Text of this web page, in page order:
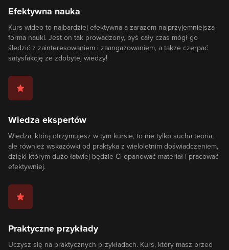
Efektywna nauka
Kurs wideo to najbardziej efektywna a zarazem najprzyjemniejsza
forma nauki. Jest on tak prowadzony, byś cały czas mógł go
śledzić z zainteresowaniem i zaangażowaniem, a także czerpać
satysfakcję ze zdobytej wiedzy!
Wiedza ekspertów
Wiedza, którą otrzymujesz w tym kursie, to nie tylko sucha teoria,
ale również wskazówki od praktyka z wieloletnim doświadczeniem,
dzięki którym dużo łatwiej będzie Ci opanować materiał i pracować
efektywniej.
Praktyczne przykłady
Uczysz się na praktycznych przykładach. Kurs, który masz przed